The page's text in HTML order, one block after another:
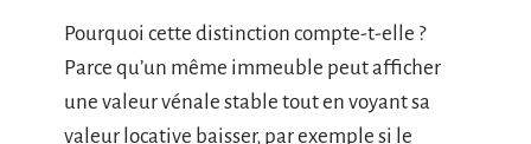
Pourquoi cette distinction compte-t-elle ?
Parce qu’un même immeuble peut afficher
une valeur vénale stable tout en voyant sa
valeur locative baisser, par exemple si le